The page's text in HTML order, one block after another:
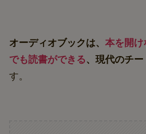
オーディオブックは、 本を開
でも読書ができる、現代のチ
す。